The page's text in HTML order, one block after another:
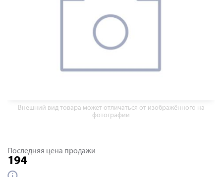
Внешний вид товара может отличаться от изображённого на
фотографии
Последняя цена продажи
194